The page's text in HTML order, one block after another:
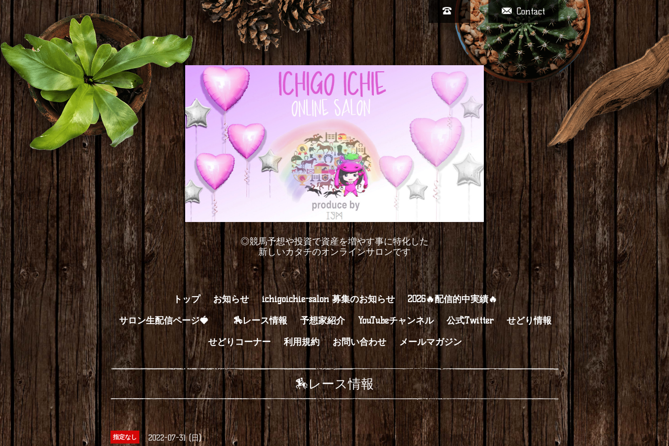
Contact
◎競馬予想や投資で資産を増やす事に特化した
新しいカタチのオンラインサロンです
トップ お知らせ ichigoichie-salon 募集のお知らせ
2026🔥配信的中実績🔥
サロン生配信ページ🍓
🏇レース情報 予想家紹介 YouTubeチャンネル 公式Twitter
せどり情報
せどりコーナー
利用規約 お問い合わせ メールマガジン
🏇レース情報
指定なし 2022-07-31 (日)